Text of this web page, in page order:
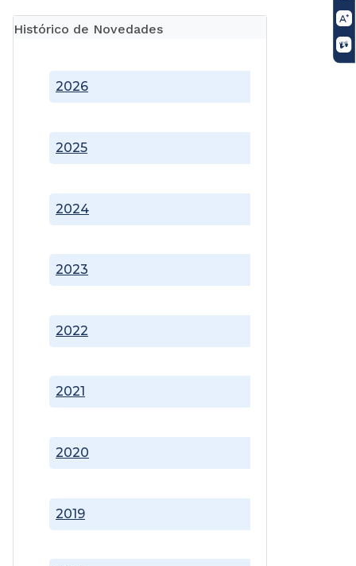
Histórico de Novedades
2019
2020
2021
2022
2023
2024
2025
2026